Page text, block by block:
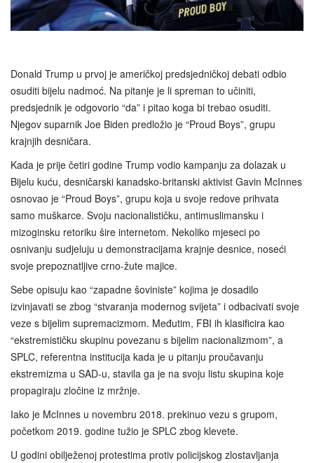
Donald Trump u prvoj je američkoj predsjedničkoj debati odbio
osuditi bijelu nadmoć. Na pitanje je li spreman to učiniti,
predsjednik je odgovorio “da” i pitao koga bi trebao osuditi.
Njegov suparnik Joe Biden predložio je “Proud Boys”, grupu
krajnjih desničara.
Kada je prije četiri godine Trump vodio kampanju za dolazak u
Bijelu kuću, desničarski kanadsko‑britanski aktivist Gavin McInnes
osnovao je “Proud Boys”, grupu koja u svoje redove prihvata
samo muškarce. Svoju nacionalističku, antimuslimansku i
mizoginsku retoriku šire internetom. Nekoliko mjeseci po
osnivanju sudjeluju u demonstracijama krajnje desnice, noseći
svoje prepoznatljive crno-žute majice.
Sebe opisuju kao “zapadne šoviniste” kojima je dosadilo
izvinjavati se zbog “stvaranja modernog svijeta” i odbacivati ​​svoje
veze s bijelim supremacizmom. Međutim, FBI ih klasificira kao
“ekstremističku skupinu povezanu s bijelim nacionalizmom”, a
SPLC, referentna institucija kada je u pitanju proučavanju
ekstremizma u SAD-u, stavila ga je na svoju listu skupina koje
propagiraju zločine iz mržnje.
Iako je McInnes u novembru 2018. prekinuo vezu s grupom,
početkom 2019. godine tužio je SPLC zbog klevete.
U godini obilježenoj protestima protiv policijskog zlostavljanja